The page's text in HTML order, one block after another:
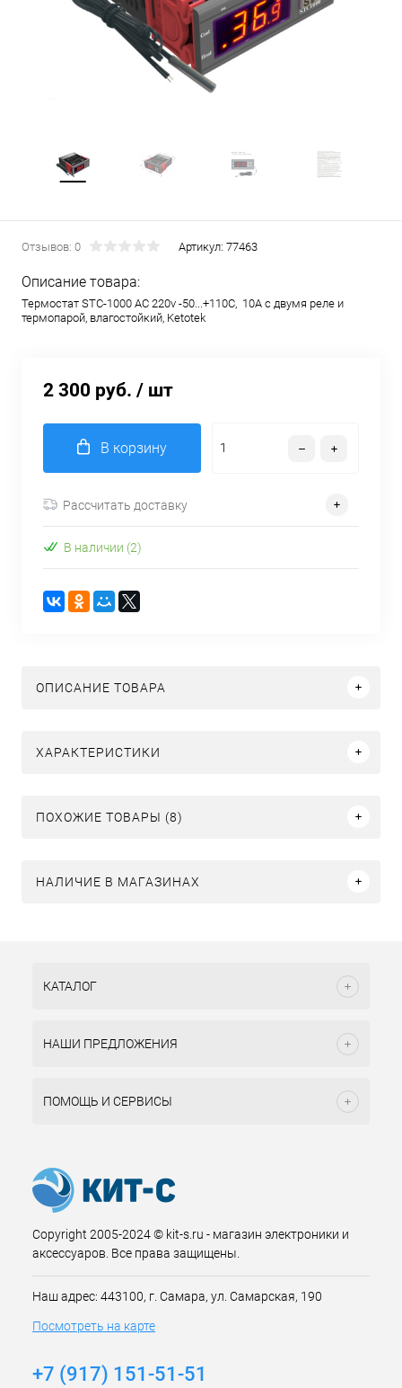
Отзывов: 0 Артикул: 77463
Описание товара:
Термостат STC-1000 AC 220v -50...+110С, 10A с двумя реле и
термопарой, влагостойкий, Ketotek
2 300 руб. / шт
В корзину
Рассчитать доставку
В наличии (2)
ОПИСАНИЕ ТОВАРА
ХАРАКТЕРИСТИКИ
ПОХОЖИЕ ТОВАРЫ (8)
НАЛИЧИЕ В МАГАЗИНАХ
КАТАЛОГ
НАШИ ПРЕДЛОЖЕНИЯ
ПОМОЩЬ И СЕРВИСЫ
Copyright 2005-2024 © kit-s.ru - магазин электроники и
аксессуаров. Все права защищены.
Наш адрес: 443100, г. Самара, ул. Самарская, 190
Посмотреть на карте
+7 (917) 151-51-51